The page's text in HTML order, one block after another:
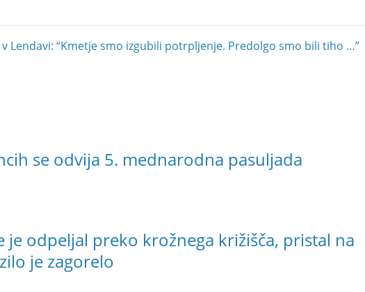
Lendavi: “Kmetje smo izgubili potrpljenje. Predolgo smo bili tiho …”
se odvija 5. mednarodna pasuljada
je odpeljal preko krožnega križišča, pristal na
je zagorelo